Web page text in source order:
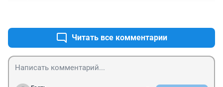
введении «15% тарифа на американский уголь и
сжиженный природный газ, а также 10% тарифа на
другие продукты, включая сырую нефть и различную
технику». Ответные санкции также коснулись туризма
в США. Ожидается, что в этом году международные
поездки в эту страну сократятся на 5%, что приведет к
Читать все комментарии